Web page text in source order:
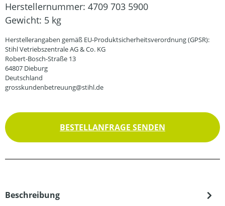
Herstellernummer: 4709 703 5900
Gewicht: 5 kg
Herstellerangaben gemäß EU-Produktsicherheitsverordnung (GPSR):
Stihl Vetriebszentrale AG & Co. KG
Robert-Bosch-Straße 13
64807 Dieburg
Deutschland
grosskundenbetreuung@stihl.de
BESTELLANFRAGE SENDEN
Beschreibung